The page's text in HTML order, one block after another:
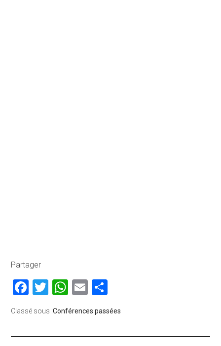
Partager
Facebook
Twitter
WhatsApp
Email
Classé sous :Conférences passées